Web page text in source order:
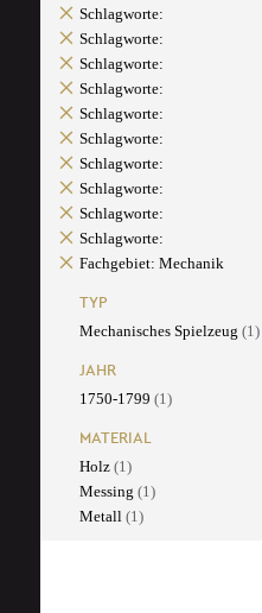
Schlagworte:
Schlagworte:
Schlagworte:
Schlagworte:
Schlagworte:
Schlagworte:
Schlagworte:
Schlagworte:
Schlagworte:
Schlagworte:
Fachgebiet: Mechanik
TYP
Mechanisches Spielzeug (1)
JAHR
1750-1799 (1)
MATERIAL
Holz (1)
Messing (1)
Metall (1)